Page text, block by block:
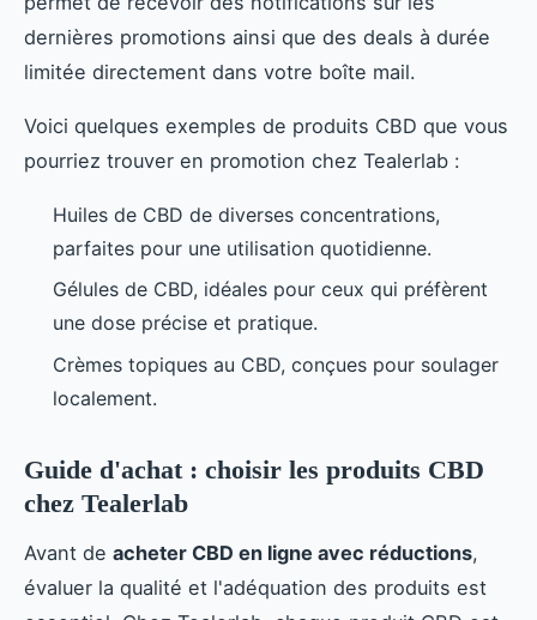
dernières promotions ainsi que des deals à durée
limitée directement dans votre boîte mail.
Voici quelques exemples de produits CBD que vous
pourriez trouver en promotion chez Tealerlab :
Huiles de CBD de diverses concentrations,
parfaites pour une utilisation quotidienne.
Gélules de CBD, idéales pour ceux qui préfèrent
une dose précise et pratique.
Crèmes topiques au CBD, conçues pour soulager
localement.
Guide d'achat : choisir les produits CBD
chez Tealerlab
Avant de acheter CBD en ligne avec réductions,
évaluer la qualité et l'adéquation des produits est